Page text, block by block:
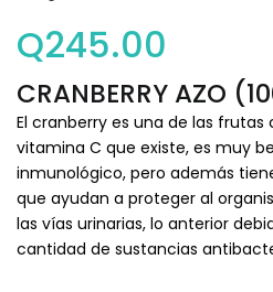
CRANBERRY AZO
Q245.00
El cranberry es una de las
vitamina C que existe, es muy
inmunológico, pero además
que ayudan a proteger al
las vías urinarias, lo anterior
cantidad de sustancias
Recuérdame
Entrar
¿Contraseña